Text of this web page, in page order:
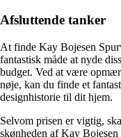
Afsluttende tanker
At finde Kay Bojesen
fantastisk måde at nyde
budget. Ved at være
nøje, kan du finde et
designhistorie til dit hjem.
Selvom prisen er vigtig,
skønheden af Kay